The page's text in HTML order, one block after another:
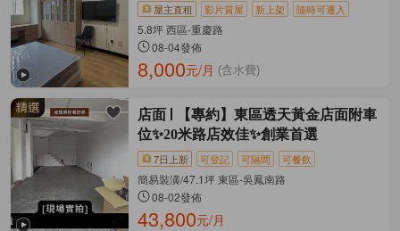
屋主直租 影片賞屋 新上架 隨時可遷入
5.8坪 西區-重慶路
08-04發佈
8,000元/月 (含水費)
店面
【專約】東區透天黃金店面附車
位✨20米路店效佳✨創業首選
7日上新 可登記 可隔間 可餐飲
簡易裝潢/47.1坪 東區-吳鳳南路
08-02發佈
43,800元/月